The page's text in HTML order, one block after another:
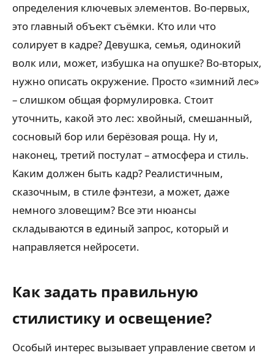
определения ключевых элементов. Во-первых,
это главный объект съёмки. Кто или что
солирует в кадре? Девушка, семья, одинокий
волк или, может, избушка на опушке? Во-вторых,
нужно описать окружение. Просто «зимний лес»
– слишком общая формулировка. Стоит
уточнить, какой это лес: хвойный, смешанный,
сосновый бор или берёзовая роща. Ну и,
наконец, третий постулат – атмосфера и стиль.
Каким должен быть кадр? Реалистичным,
сказочным, в стиле фэнтези, а может, даже
немного зловещим? Все эти нюансы
складываются в единый запрос, который и
направляется нейросети.
Как задать правильную
стилистику и освещение?
Особый интерес вызывает управление светом и